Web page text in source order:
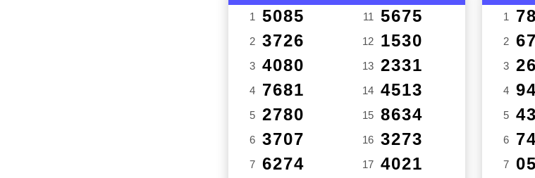
1 5085
2 3726
3 4080
4 7681
5 2780
6 3707
7 6274
11 5675
12 1530
13 2331
14 4513
15 8634
16 3273
17 4021
1
2
3
4
5
6
7